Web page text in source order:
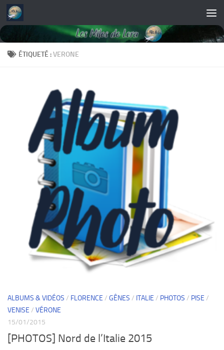
Skip to content
ÉTIQUETÉ :VERONE
ALBUMS & VIDÉOS / FLORENCE / GÊNES / ITALIE / PHOTOS / PISE /
VENISE / VÉRONE
15/01/2015
[PHOTOS] Nord de l’Italie 2015